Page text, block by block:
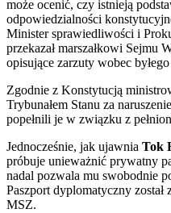
może ocenić, czy istnieją
odpowiedzialności
Minister sprawiedliwości i
przekazał marszałkowi Sejmu
opisujące zarzuty wobec
Zgodnie z Konstytucją
Trybunałem Stanu za
popełnili je w związku z
Jednocześnie, jak ujawnia Tok
próbuje unieważnić prywatny
nadal pozwala mu swobodnie
Paszport dyplomatyczny
MSZ.